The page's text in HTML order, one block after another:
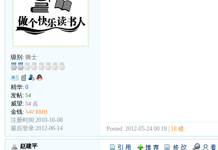
级别: 骑士
精华: 0
发帖: 54
威望: 54 点
金钱: 540 RMB
注册时间:2010-10-08
最后登录:2012-06-14
Posted: 2012-05-24 00:18 | 18 楼
赵建平